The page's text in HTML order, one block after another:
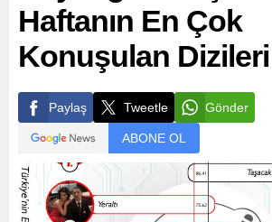
Haftanın En Çok
Konuşulan Dizileri
Paylaş Tweetle Gönder
ABONE OL